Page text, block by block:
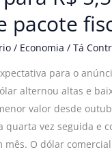
pacote
/ Economia / Tá
para o
alternou altas e
valor desde
quarta vez seguida e
mês. O dólar